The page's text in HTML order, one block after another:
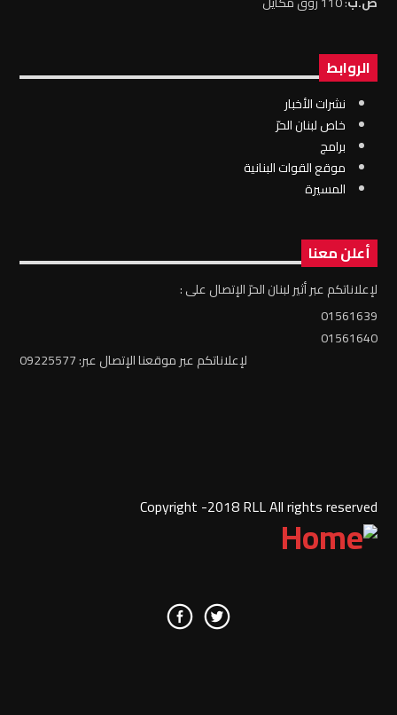
الروابط
نشرات الأخبار
خاص لبنان الحرّ
برامج
موقع القوات البنانية
المسيرة
أعلن معنا
لإعلاناتكم عبر أثير لبنان الحرّ الإتصال على :
01561639
01561640
لإعلاناتكم عبر موقعنا الإتصال عبر: 09225577
Copyright -2018 RLL All rights reserved